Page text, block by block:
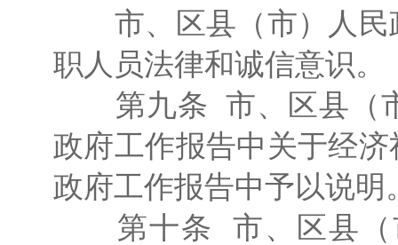
市、区县（市）人民
职人员法律和诚信意识。
第九条 市、区县（市
政府工作报告中关于经
政府工作报告中予以说明
第十条 市、区县（